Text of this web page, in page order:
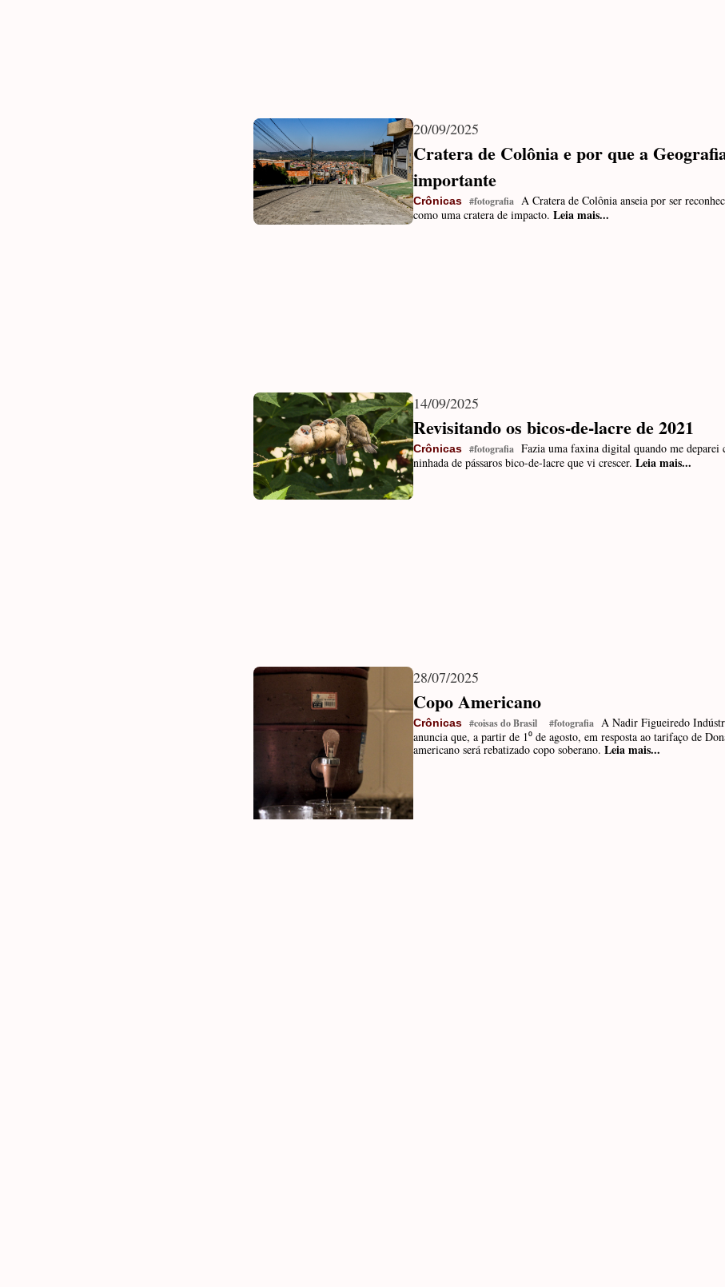
20/09/2025
Cratera de Colônia e por que a
importante
Crônicas #fotografia A Cratera de Colônia anseia por ser
como uma cratera de impacto.Leia mais...
14/09/2025
Revisitando os bicos-de-lacre de 2021
Crônicas #fotografia Fazia uma faxina digital quando me deparei
ninhada de pássaros bico-de-lacre que vi crescer.Leia mais...
28/07/2025
Copo Americano
Crônicas #coisas do Brasil #fotografia A Nadir Figueiredo
anuncia que, a partir de 1⁰ de agosto, em resposta ao tarifaço de
americano será rebatizado copo soberano.Leia mais...